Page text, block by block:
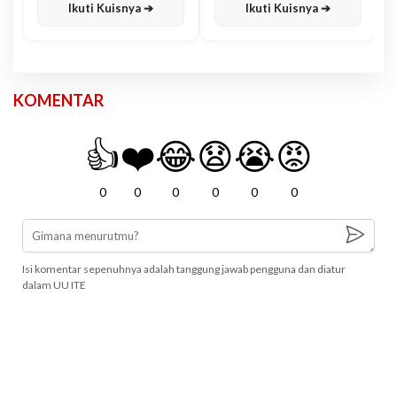
Ikuti Kuisnya ➔ Ikuti Kuisnya ➔
KOMENTAR
👍
0
❤️
0
😂
0
😧
0
😭
0
😡
0
Isi komentar sepenuhnya adalah tanggung jawab pengguna dan diatur
dalam UU ITE